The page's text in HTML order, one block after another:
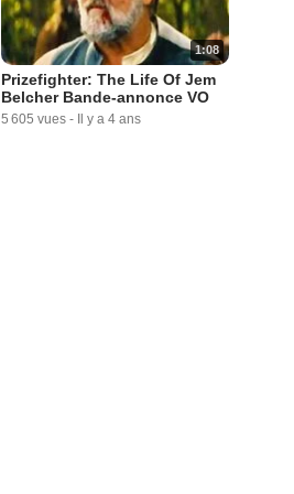
1:08
Prizefighter: The Life Of Jem
Belcher Bande-annonce VO
5 605 vues - Il y a 4 ans